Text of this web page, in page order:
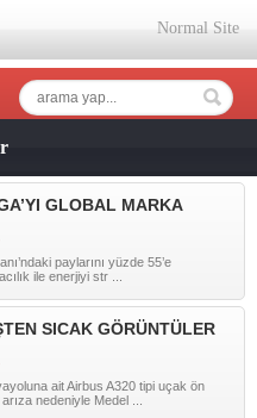
Normal Site
GLOBAL MARKA
paylarını yüzde 55’e
ile enerjiyi str ...
SICAK GÖRÜNTÜLER
ait Airbus A320 tipi uçak ön
nedeniyle Medel ...